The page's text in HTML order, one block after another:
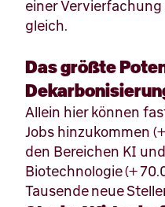
einer
gleich.
Das größte
Allein hier können
Jobs hinzukommen
den Bereichen KI
Biotechnologie (+
Tausende neue